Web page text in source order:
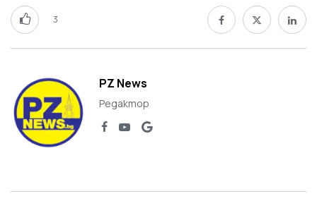
3
PZ News
Редактор